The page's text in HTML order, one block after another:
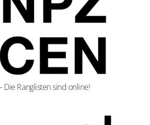
Die Ranglisten sind online!